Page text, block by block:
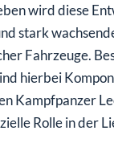
wird diese
stark
Fahrzeuge.
hierbei
Kampfpanzer
Rolle in der